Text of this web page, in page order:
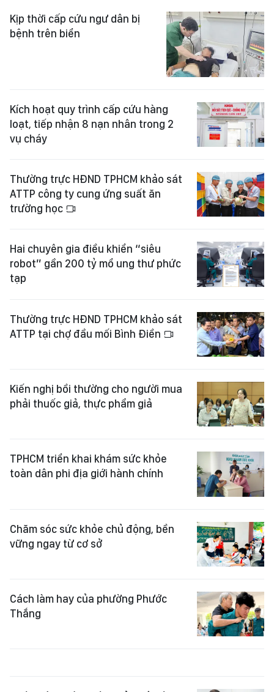
Kịp thời cấp cứu ngư dân bị
bệnh trên biển
Kích hoạt quy trình cấp cứu hàng
loạt, tiếp nhận 8 nạn nhân trong 2
vụ cháy
Thường trực HĐND TPHCM khảo sát
ATTP công ty cung ứng suất ăn
trường học
Hai chuyên gia điều khiển “siêu
robot” gần 200 tỷ mổ ung thư phức
tạp
Thường trực HĐND TPHCM khảo sát
ATTP tại chợ đầu mối Bình Điền
Kiến nghị bồi thường cho người mua
phải thuốc giả, thực phẩm giả
TPHCM triển khai khám sức khỏe
toàn dân phi địa giới hành chính
Chăm sóc sức khỏe chủ động, bền
vững ngay từ cơ sở
Cách làm hay của phường Phước
Thắng